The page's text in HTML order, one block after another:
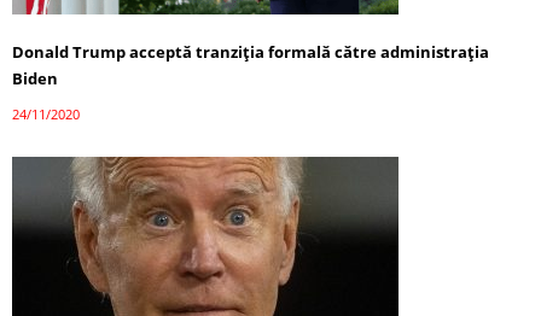
Donald Trump acceptă tranziția formală către administrația
Biden
24/11/2020